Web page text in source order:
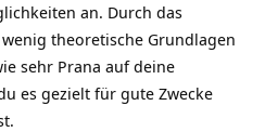
an. Durch das
theoretische Grundlagen
sehr Prana auf deine
es gezielt für gute Zwecke